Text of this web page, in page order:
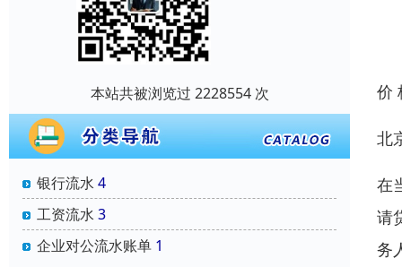
本站共被浏览过 2228554 次
银行流水 4
工资流水 3
企业对公流水账单 1
价
北
在
请
务